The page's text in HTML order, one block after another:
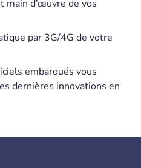
main d’œuvre de vos
par 3G/4G de votre
embarqués vous
dernières innovations en